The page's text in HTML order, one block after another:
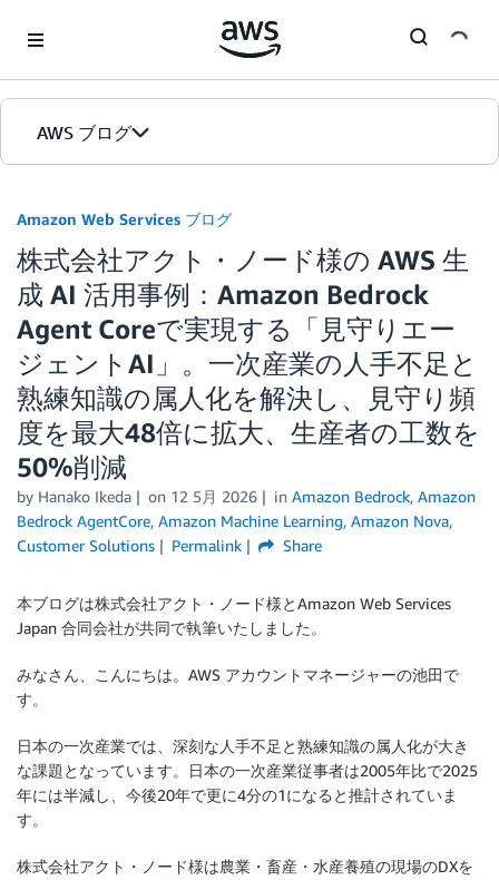
AWS ブログ
カテゴリ
エディション
Amazon Web Services ブログ
株式会社アクト・ノード様の AWS 生
成 AI 活用事例：Amazon Bedrock
Agent Coreで実現する「見守りエー
ジェントAI」。一次産業の人手不足と
熟練知識の属人化を解決し、見守り頻
度を最大48倍に拡大、生産者の工数を
50%削減
by Hanako Ikeda on 12 5月 2026 in Amazon Bedrock, Amazon
Bedrock AgentCore, Amazon Machine Learning, Amazon Nova,
Customer Solutions
Permalink Share
本ブログは株式会社アクト・ノード様とAmazon Web Services
Japan 合同会社が共同で執筆いたしました。
みなさん、こんにちは。AWS アカウントマネージャーの池田で
す。
日本の一次産業では、深刻な人手不足と熟練知識の属人化が大き
な課題となっています。日本の一次産業従事者は2005年比で2025
年には半減し、今後20年で更に4分の1になると推計されていま
す。
株式会社アクト・ノード様は農業・畜産・水産養殖の現場のDXを